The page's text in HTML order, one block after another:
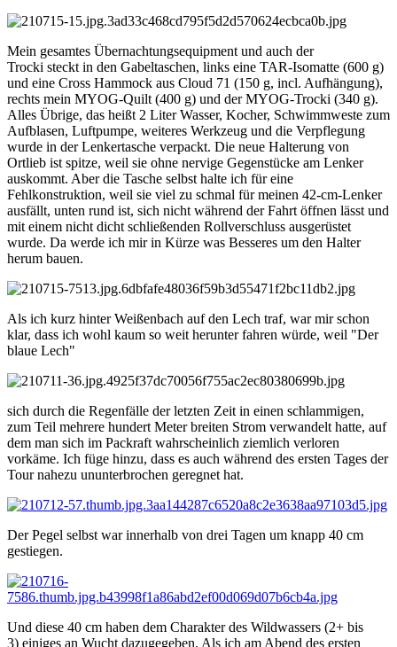
Mein gesamtes Übernachtungsequipment und auch der
Trocki steckt in den Gabeltaschen, links eine TAR-Isomatte (600 g)
und eine Cross Hammock aus Cloud 71 (150 g, incl. Aufhängung),
rechts mein MYOG-Quilt (400 g) und der MYOG-Trocki (340 g).
Alles Übrige, das heißt 2 Liter Wasser, Kocher, Schwimmweste zum
Aufblasen, Luftpumpe, weiteres Werkzeug und die Verpflegung
wurde in der Lenkertasche verpackt. Die neue Halterung von
Ortlieb ist spitze, weil sie ohne nervige Gegenstücke am Lenker
auskommt. Aber die Tasche selbst halte ich für eine
Fehlkonstruktion, weil sie viel zu schmal für meinen 42-cm-Lenker
ausfällt, unten rund ist, sich nicht während der Fahrt öffnen lässt und
mit einem nicht dicht schließenden Rollverschluss ausgerüstet
wurde. Da werde ich mir in Kürze was Besseres um den Halter
herum bauen.
Als ich kurz hinter Weißenbach auf den Lech traf, war mir schon
klar, dass ich wohl kaum so weit herunter fahren würde, weil "Der
blaue Lech"
sich durch die Regenfälle der letzten Zeit in einen schlammigen,
zum Teil mehrere hundert Meter breiten Strom verwandelt hatte, auf
dem man sich im Packraft wahrscheinlich ziemlich verloren
vorkäme. Ich füge hinzu, dass es auch während des ersten Tages der
Tour nahezu ununterbrochen geregnet hat.
Der Pegel selbst war innerhalb von drei Tagen um knapp 40 cm
gestiegen.
Und diese 40 cm haben dem Charakter des Wildwassers (2+ bis
3) einiges an Wucht dazugegeben. Als ich am Abend des ersten